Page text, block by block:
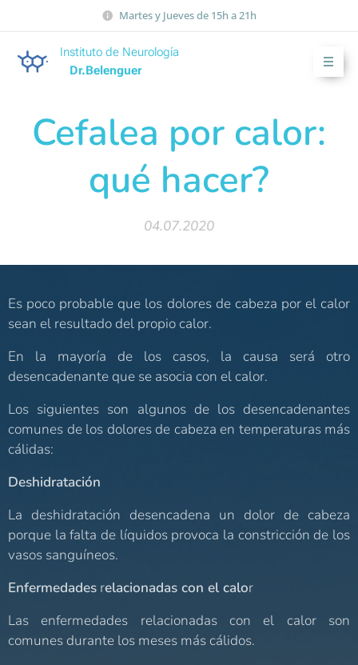
Martes y Jueves de 15h a 21h
Instituto de Neurología
Dr.Belenguer
Cefalea por calor:
qué hacer?
04.07.2020
Es poco probable que los dolores de cabeza por el calor
sean el resultado del propio calor.
En la mayoría de los casos, la causa será otro
desencadenante que se asocia con el calor.
Los siguientes son algunos de los desencadenantes
comunes de los dolores de cabeza en temperaturas más
cálidas:
Deshidratación
La deshidratación desencadena un dolor de cabeza
porque la falta de líquidos provoca la constricción de los
vasos sanguíneos.
Enfermedades relacionadas con el calor
Las enfermedades relacionadas con el calor son
comunes durante los meses más cálidos.